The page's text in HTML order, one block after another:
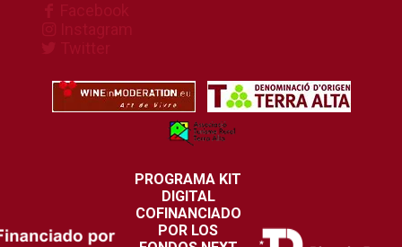
PROGRAMA KIT
DIGITAL
COFINANCIADO
POR LOS